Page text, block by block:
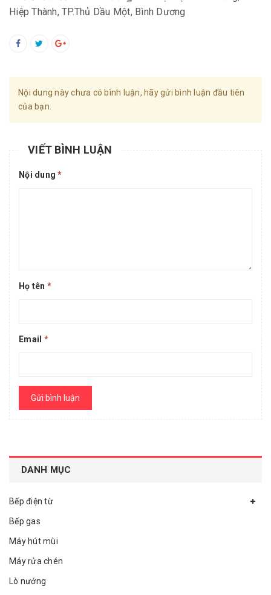
Hiệp Thành, TP.Thủ Dầu Một, Bình Dương
Nội dung này chưa có bình luận, hãy gửi bình luận đầu tiên
của bạn.
VIẾT BÌNH LUẬN
Nội dung*
Họ tên *
Email *
Gửi bình luận
DANH MỤC
Bếp điện từ
Bếp gas
Máy hút mùi
Máy rửa chén
Lò nướng